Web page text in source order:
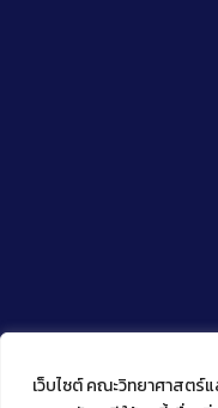
เว็บไซต์ คณะวิทยาศาสตร์แ